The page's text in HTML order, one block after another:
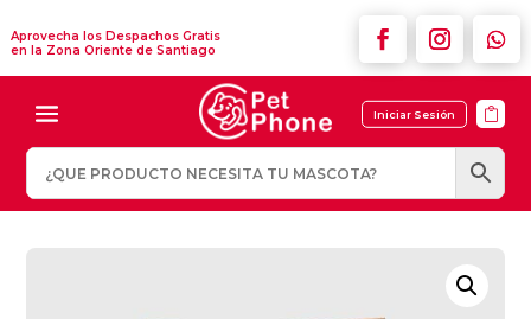
Aprovecha los Despachos Gratis
en la Zona Oriente de Santiago
Iniciar Sesión 